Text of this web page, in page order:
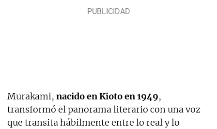
Murakami, nacido en Kioto en 1949,
transformó el panorama literario con una voz
que transita hábilmente entre lo real y lo